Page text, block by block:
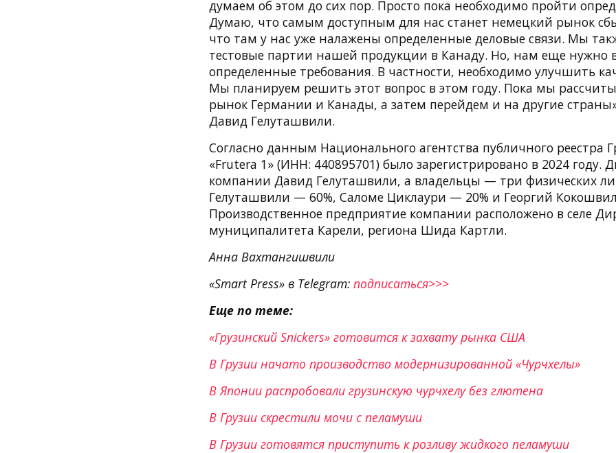
думаем об этом до сих пор. Просто пока необходимо пройти
Думаю, что самым доступным для нас станет немецкий рынок
что там у нас уже налажены определенные деловые связи. Мы
тестовые партии нашей продукции в Канаду. Но, нам еще нужно
определенные требования. В частности, необходимо улучшить
Мы планируем решить этот вопрос в этом году. Пока мы
рынок Германии и Канады, а затем перейдем и на другие
Давид Гелуташвили.
Согласно данным Национального агентства публичного реестра
«Frutera 1» (ИНН: 440895701) было зарегистрировано в 2024 году.
компании Давид Гелуташвили, а владельцы — три физических
Гелуташвили — 60%, Саломе Циклаури — 20% и Георгий
Производственное предприятие компании расположено в селе
муниципалитета Карели, региона Шида Картли.
Анна Вахтангишвили
«Smart Press» в Telegram: подписаться>>>
Еще по теме:
«Грузинский Snickers» готовится к захвату рынка США
В Грузии начато производство модернизированной «Чурчхелы»
В Японии распробовали грузинскую чурчхелу без глютена
В Грузии скрестили мочи с пеламуши
В Грузии готовятся приступить к розливу жидкого пеламуши